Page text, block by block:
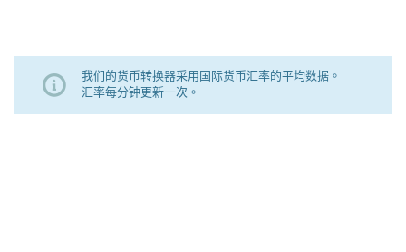
我们的货币转换器采用国际货币汇率的平均数据。
汇率每分钟更新一次。